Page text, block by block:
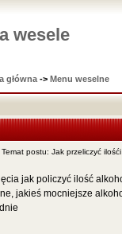
wesele
główna -> Menu weselne
postu: Jak przeliczyć
jak policzyć ilość
jakieś mocniejsze